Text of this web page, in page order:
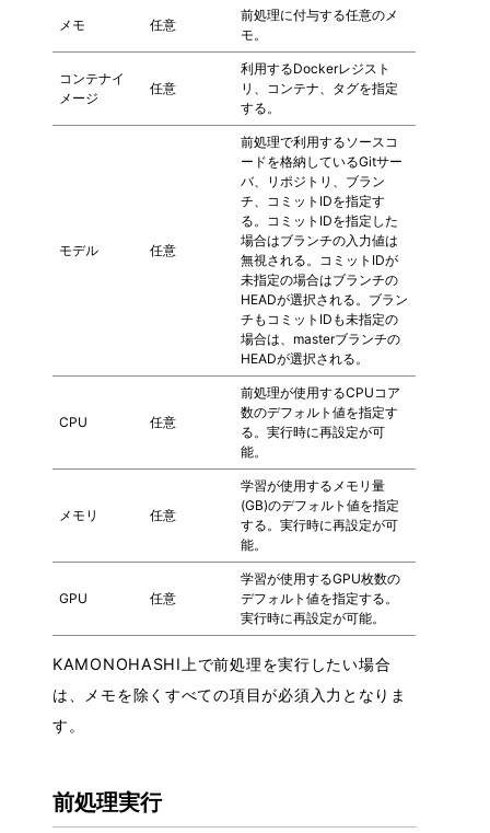
メモ 任意
前処理に付与する任意のメ
モ。
コンテナイ
メージ
任意
利用するDockerレジスト
リ、コンテナ、タグを指定
する。
モデル 任意
前処理で利用するソースコ
ードを格納しているGitサー
バ、リポジトリ、ブラン
チ、コミットIDを指定す
る。コミットIDを指定した
場合はブランチの入力値は
無視される。コミットIDが
未指定の場合はブランチの
HEADが選択される。ブラン
チもコミットIDも未指定の
場合は、masterブランチの
HEADが選択される。
CPU 任意
前処理が使用するCPUコア
数のデフォルト値を指定す
る。実行時に再設定が可
能。
メモリ 任意
学習が使用するメモリ量
(GB)のデフォルト値を指定
する。実行時に再設定が可
能。
GPU 任意
学習が使用するGPU枚数の
デフォルト値を指定する。
実行時に再設定が可能。
KAMONOHASHI上で前処理を実行したい場合
は、メモを除くすべての項目が必須入力となりま
す。
前処理実行